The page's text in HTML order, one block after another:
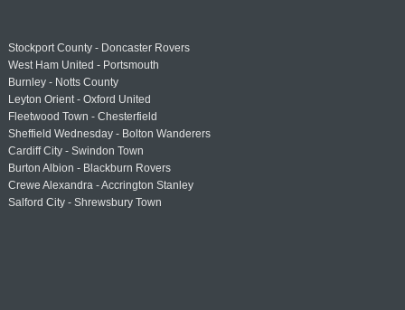
Stockport County - Doncaster Rovers
West Ham United - Portsmouth
Burnley - Notts County
Leyton Orient - Oxford United
Fleetwood Town - Chesterfield
Sheffield Wednesday - Bolton Wanderers
Cardiff City - Swindon Town
Burton Albion - Blackburn Rovers
Crewe Alexandra - Accrington Stanley
Salford City - Shrewsbury Town